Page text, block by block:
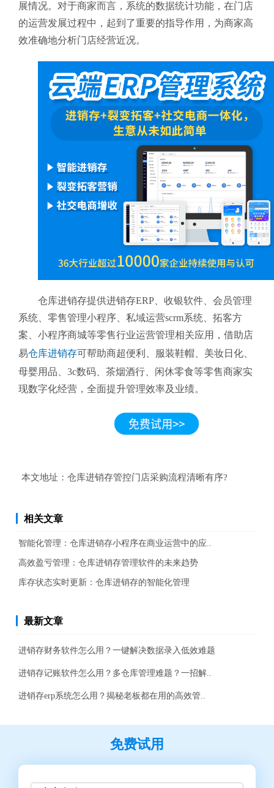
展情况。对于商家而言，系统的数据统计功能，在门店
的运营发展过程中，起到了重要的指导作用，为商家高
效准确地分析门店经营近况。
仓库进销存提供进销存ERP、收银软件、会员管理
系统、零售管理小程序、私域运营scrm系统、拓客方
案、小程序商城等零售行业运营管理相关应用，借助店
易仓库进销存可帮助商超便利、服装鞋帽、美妆日化、
母婴用品、3c数码、茶烟酒行、闲休零食等零售商家实
现数字化经营，全面提升管理效率及业绩。
本文地址： 仓库进销存管控门店采购流程清晰有序?
相关文章
智能化管理：仓库进销存小程序在商业运营中的应..
高效盈亏管理：仓库进销存管理软件的未来趋势
库存状态实时更新：仓库进销存的智能化管理
最新文章
进销存财务软件怎么用？一键解决数据录入低效难题
进销存记账软件怎么用？多仓库管理难题？一招解..
进销存erp系统怎么用？揭秘老板都在用的高效管..
免费试用